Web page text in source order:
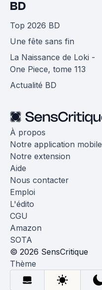
BD
Top 2026 BD
Une fête sans fin
La Naissance de Loki -
One Piece, tome 113
Actualité BD
À propos
Notre application mobile
Notre extension
Aide
Nous contacter
Emploi
L'édito
CGU
Amazon
SOTA
© 2026 SensCritique
Thème